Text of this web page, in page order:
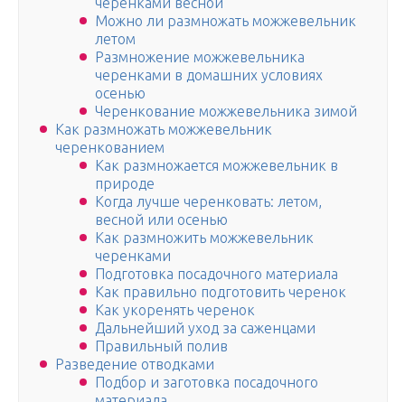
Можно ли размножать можжевельник
летом
Размножение можжевельника
черенками в домашних условиях
осенью
Черенкование можжевельника зимой
Как размножать можжевельник
черенкованием
Как размножается можжевельник в
природе
Когда лучше черенковать: летом,
весной или осенью
Как размножить можжевельник
черенками
Подготовка посадочного материала
Как правильно подготовить черенок
Как укоренять черенок
Дальнейший уход за саженцами
Правильный полив
Разведение отводками
Подбор и заготовка посадочного